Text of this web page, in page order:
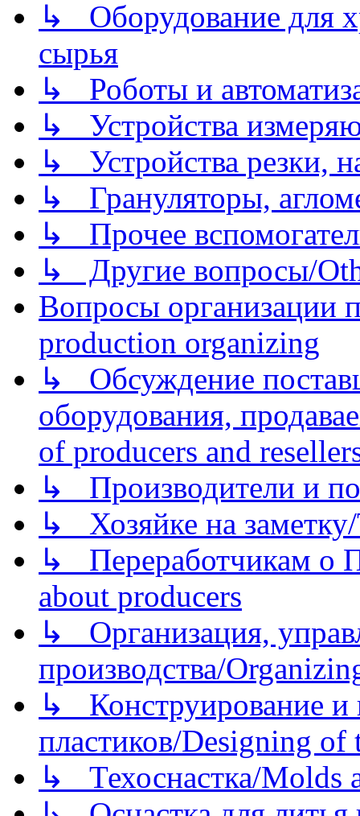
↳ Оборудование для
сырья
↳ Роботы и
↳ Устройства
↳ Устройства резки,
↳ Грануляторы,
↳ Прочее
↳ Другие вопросы/
Вопросы организации
production organizing
↳ Обсуждение
оборудования,
of producers and
↳ Производители и
↳ Хозяйке на
↳ Переработчикам о
about producers
↳ Организация,
производства/
↳ Конструирование и
пластиков/Designing of
↳ Техоснастка/Molds